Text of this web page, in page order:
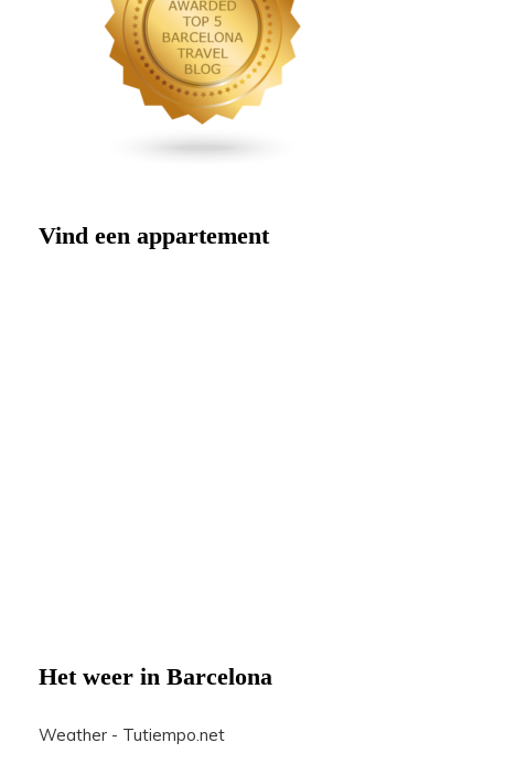
Vind een appartement
Het weer in Barcelona
Weather - Tutiempo.net